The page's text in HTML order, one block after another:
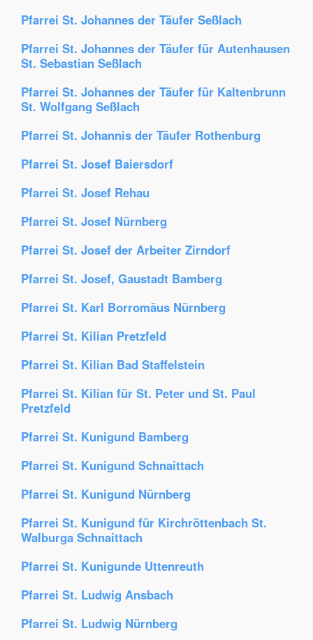
Pfarrei St. Johannes der Täufer Seßlach
Pfarrei St. Johannes der Täufer für Autenhausen
St. Sebastian Seßlach
Pfarrei St. Johannes der Täufer für Kaltenbrunn
St. Wolfgang Seßlach
Pfarrei St. Johannis der Täufer Rothenburg
Pfarrei St. Josef Baiersdorf
Pfarrei St. Josef Rehau
Pfarrei St. Josef Nürnberg
Pfarrei St. Josef der Arbeiter Zirndorf
Pfarrei St. Josef, Gaustadt Bamberg
Pfarrei St. Karl Borromäus Nürnberg
Pfarrei St. Kilian Pretzfeld
Pfarrei St. Kilian Bad Staffelstein
Pfarrei St. Kilian für St. Peter und St. Paul
Pretzfeld
Pfarrei St. Kunigund Bamberg
Pfarrei St. Kunigund Schnaittach
Pfarrei St. Kunigund Nürnberg
Pfarrei St. Kunigund für Kirchröttenbach St.
Walburga Schnaittach
Pfarrei St. Kunigunde Uttenreuth
Pfarrei St. Ludwig Ansbach
Pfarrei St. Ludwig Nürnberg